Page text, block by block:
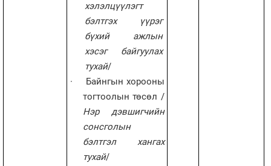
хэлэлцүүлэгт
бэлтгэх үүрэг
бүхий
ажлын
хэсэг байгуулах
тухай/
·
Байнгын хорооны
тогтоолын төсөл /
Нэр дэвшигчийн
сонсголын
бэлтгэл хангах
тухай/